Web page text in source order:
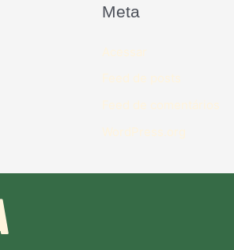
Meta
Acessar
Feed de posts
Feed de comentários
WordPress.org